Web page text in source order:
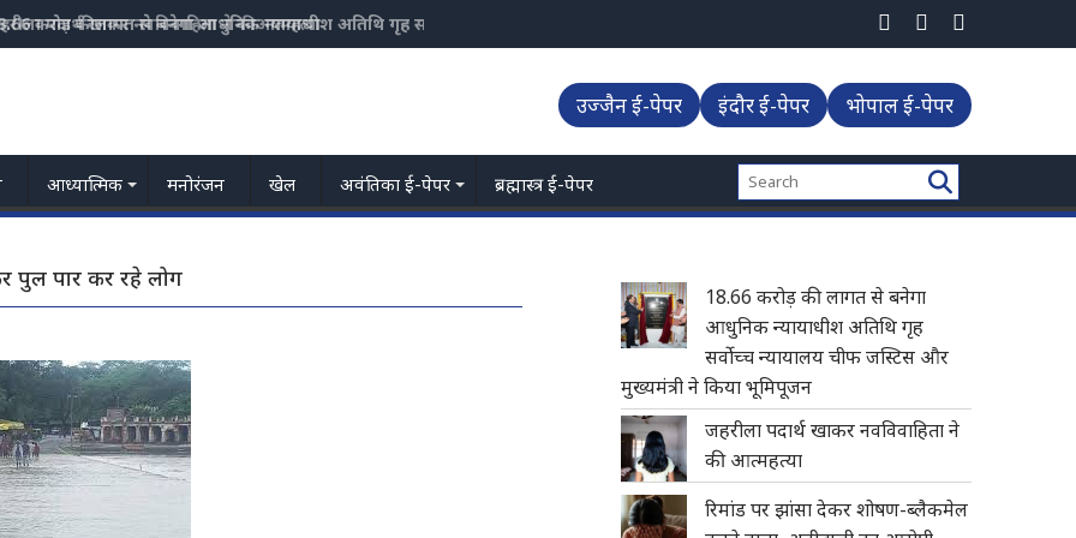
पदार्थ खाकर नवविवाहिता ने की आत्महत्या
उज्जैन ई-पेपर इंदौर ई-पेपर भोपाल ई-पेपर
आध्यात्मिक मनोरंजन खेल अवंतिका ई-पेपर ब्रह्मास्त्र ई-पेपर
पुल पार कर रहे लोग
18.66 करोड़ की लागत से बनेगा
आधुनिक न्यायाधीश अतिथि गृह
सर्वोच्च न्यायालय चीफ जस्टिस और
मुख्यमंत्री ने किया भूमिपूजन
जहरीला पदार्थ खाकर नवविवाहिता ने
की आत्महत्या
रिमांड पर झांसा देकर शोषण-ब्लैकमेल